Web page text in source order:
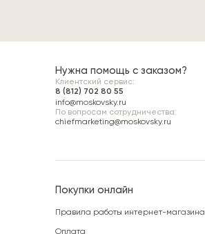
Нужна помощь с заказом?
Клиентский сервис:
8 (812) 702 80 55
info@moskovsky.ru
По вопросам сотрудничества:
chiefmarketing@moskovsky.ru
Покупки онлайн
Правила работы интернет-магазина
Оплата